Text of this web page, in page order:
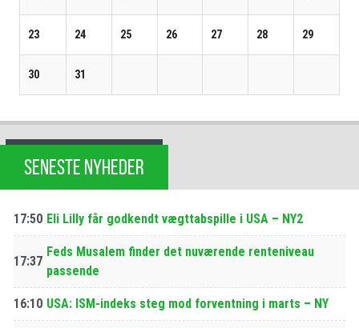
23 24 25 26 27 28 29
30 31
SENESTE NYHEDER
17:50 Eli Lilly får godkendt vægttabspille i USA – NY2
17:37
Feds Musalem finder det nuværende renteniveau
passende
16:10 USA: ISM-indeks steg mod forventning i marts – NY